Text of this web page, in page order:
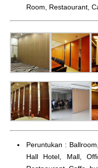
Room, Restaourant,
Peruntukan :
Hall Hotel, Mall,